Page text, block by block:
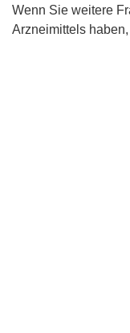
Wenn Sie weitere
Arzneimittels